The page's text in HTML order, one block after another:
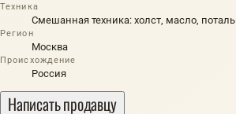
Техника
Смешанная техника: холст, масло, поталь
Регион
Москва
Происхождение
Россия
Написать продавцу